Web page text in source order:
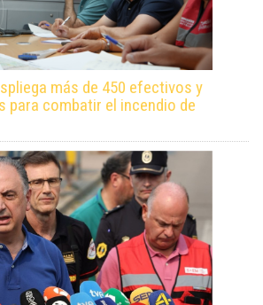
más de 450 efectivos y
para combatir el incendio de